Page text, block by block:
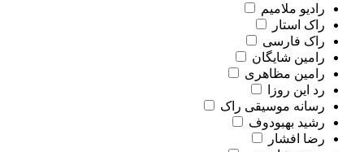
رادیو ملامیم
راک استار
راک فارسی
رامین شایگان
رامین مظاهری
رد این روزا
رسانه موسیقی راک
رشید بهبودوف
رضا افشار